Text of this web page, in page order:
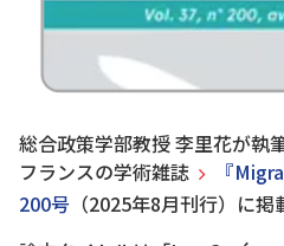
総合政策学部教授 李里花が執
フランスの学術雑誌
『
200号 （2025年8月刊行）に掲